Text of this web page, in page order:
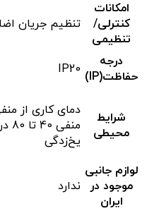
امکانات
کنترلی/
تنظیمی
تنظیم جریان
درجه
حفاظت(IP)
IP20
شرایط
محیطی
یخ‌زدگی
لوازم جانبی
موجود در
ایران
ندارد